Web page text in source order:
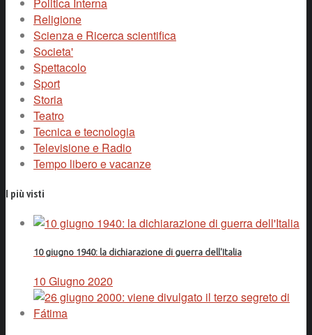
Religione
Scienza e Ricerca scientifica
Societa'
Spettacolo
Sport
Storia
Teatro
Tecnica e tecnologia
Televisione e Radio
Tempo libero e vacanze
I più visti
10 giugno 1940: la dichiarazione di guerra dell'Italia
10 Giugno 2020